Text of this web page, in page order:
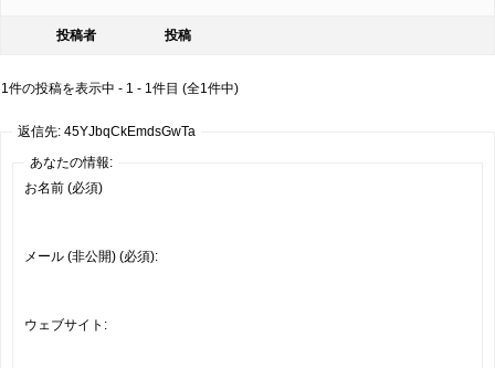
投稿者 投稿
1件の投稿を表示中 - 1 - 1件目 (全1件中)
返信先: 45YJbqCkEmdsGwTa
あなたの情報:
お名前 (必須)
メール (非公開) (必須):
ウェブサイト: